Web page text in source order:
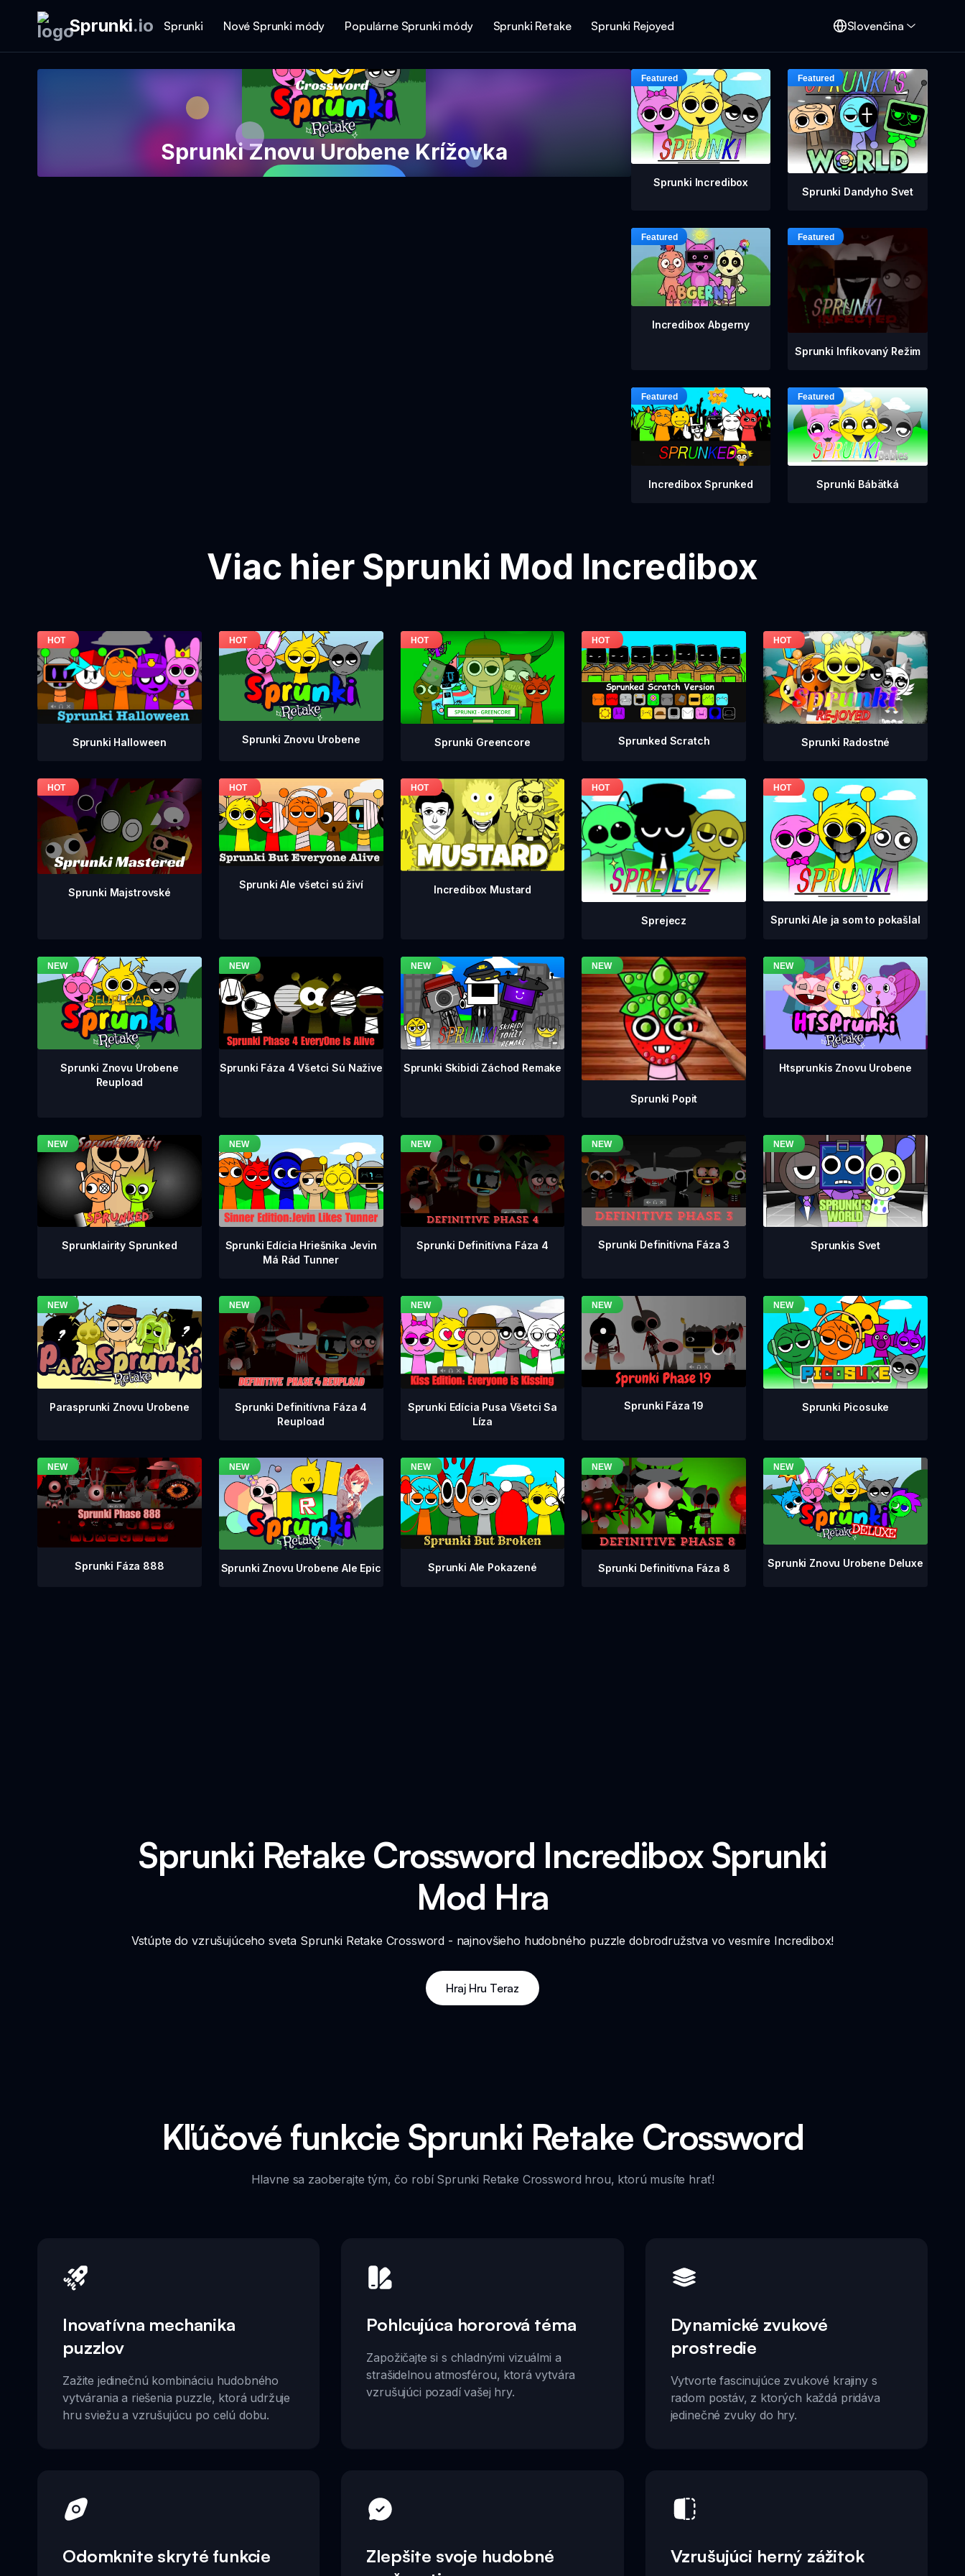
Sprunki.io Sprunki Nové Sprunki módy Populárne Sprunki módy Sprunki Retake Sprunki Rejoyed Slovenčina
Sprunki Znovu Urobene Krížovka
Sprunki Incredibox
Sprunki Dandyho Svet
Incredibox Abgerny
Sprunki Infikovaný Režim
Incredibox Sprunked Sprunki Bábätká
Viac hier Sprunki Mod Incredibox
Sprunki Halloween Sprunki Znovu Urobene Sprunki Greencore Sprunked Scratch Sprunki Radostné
Sprunki Majstrovské
Sprunki Ale všetci sú živí Incredibox Mustard
Sprejecz Sprunki Ale ja som to pokašlal
Sprunki Znovu Urobene
Reupload
Sprunki Fáza 4 Všetci Sú Nažive Sprunki Skibidi Záchod Remake
Sprunki Popit
Htsprunkis Znovu Urobene
Sprunklairity Sprunked
Sprunki Edícia Hriešnika Jevin
Má Rád Tunner
Sprunki Definitívna Fáza 4 Sprunki Definitívna Fáza 3 Sprunkis Svet
Parasprunki Znovu Urobene
Sprunki Definitívna Fáza 4
Reupload
Sprunki Edícia Pusa Všetci Sa
Líza
Sprunki Fáza 19 Sprunki Picosuke
Sprunki Fáza 888 Sprunki Znovu Urobene Ale Epic Sprunki Ale Pokazené Sprunki Definitívna Fáza 8 Sprunki Znovu Urobene Deluxe
Sprunki Retake Crossword Incredibox Sprunki
Mod Hra
Vstúpte do vzrušujúceho sveta Sprunki Retake Crossword - najnovšieho hudobného puzzle dobrodružstva vo vesmíre Incredibox!
Hraj Hru Teraz
Kľúčové funkcie Sprunki Retake Crossword
Hlavne sa zaoberajte tým, čo robí Sprunki Retake Crossword hrou, ktorú musíte hrať!
Inovatívna mechanika
puzzlov
Zažite jedinečnú kombináciu hudobného
vytvárania a riešenia puzzle, ktorá udržuje
hru sviežu a vzrušujúcu po celú dobu.
Pohlcujúca hororová téma
Zapožičajte si s chladnými vizuálmi a
strašidelnou atmosférou, ktorá vytvára
vzrušujúci pozadí vašej hry.
Dynamické zvukové
prostredie
Vytvorte fascinujúce zvukové krajiny s
radom postáv, z ktorých každá pridáva
jedinečné zvuky do hry.
Odomknite skryté funkcie
Zlepšite svoje hudobné
Vzrušujúci herný zážitok